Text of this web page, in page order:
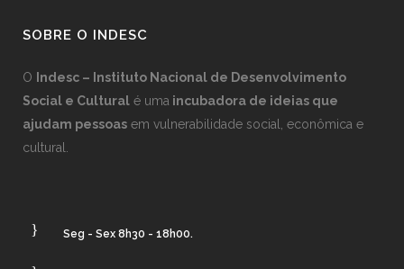
SOBRE O INDESC
O
Indesc – Instituto Nacional de Desenvolvimento
Social e Cultural é uma incubadora de ideias que
ajudam pessoas em vulnerabilidade social, econômica e
cultural.
Seg - Sex 8h30 - 18h00.